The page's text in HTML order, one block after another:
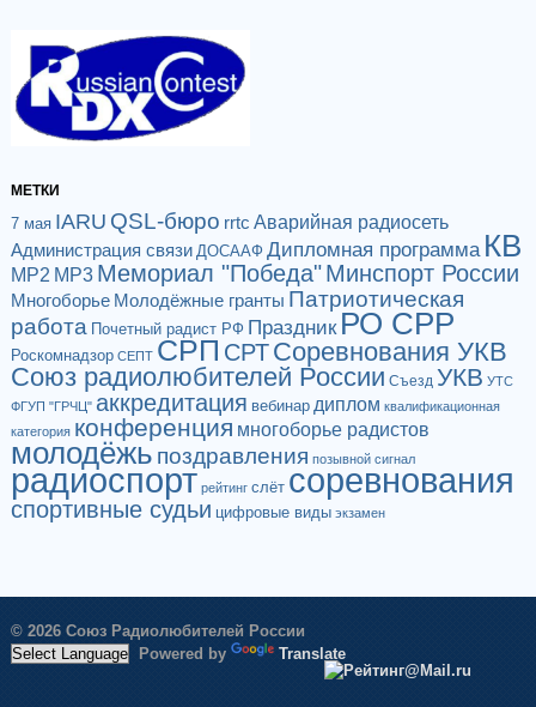
МЕТКИ
7 мая IARU QSL-бюро rrtc Аварийная радиосеть
Администрация связи ДОСААФ Дипломная программа КВ
МР2 МР3 Мемориал "Победа"Минспорт России
Многоборье Молодёжные гранты Патриотическая
работа Почетный радист РФ Праздник РО СРР
Роскомнадзор СЕПТ СРП СРТСоревнования УКВ
Союз радиолюбителей России Съезд УКВ УТС
ФГУП "ГРЧЦ" аккредитация вебинар диплом квалификационная
категория конференция многоборье радистов
молодёжь поздравления позывной сигнал
радиоспорт рейтинг слёт соревнования
спортивные судьи цифровые виды экзамен
© 2026 Союз Радиолюбителей России
Powered by
Translate